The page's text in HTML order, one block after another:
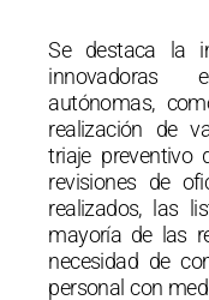
Se destaca la
innovadoras
autónomas,
realización de
triaje preventivo
revisiones de
realizados, las
mayoría de las
necesidad de
personal con